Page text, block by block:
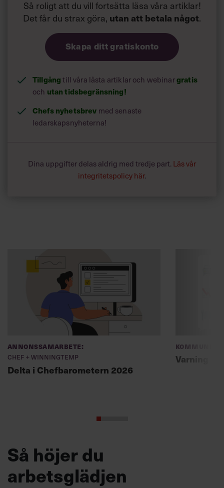
Så roligt att du vill fortsätta läsa våra artiklar!
Det får du strax göra, utan att betala något.
Skapa ditt gratiskonto
Tillgångtill våra låsta artiklar och webinargratis
och utan tidsbegränsning!
Chefs nyhetsbrev med senaste
ledarskapsnyheterna!
Dina uppgifter delas aldrig med tredje part. Läs vår
integritetspolicy här.
Annonssamarbete:
Chef + Winningtemp
Delta i Chefbarometern 2026
Varning
Så höjer du
arbetsglädjen